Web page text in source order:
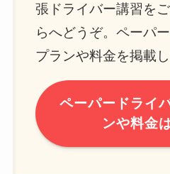
張ドライバー講習を
らへどうぞ。ペーパ
プランや料金を掲載し
ペーパードライ
ンや料金